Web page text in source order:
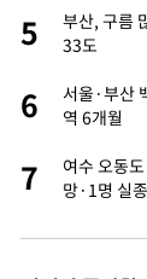
5
부산, 구름
33도
6
서울·부산
역 6개월
7
여수 오동
망·1명 실종